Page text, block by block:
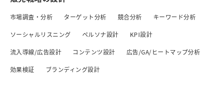
市場調査・分析 ターゲット分析 競合分析 キーワード分析
ソーシャルリスニング ペルソナ設計 KPI設計
流入導線/広告設計 コンテンツ設計 広告/GA/ヒートマップ分析
効果検証 ブランディング設計